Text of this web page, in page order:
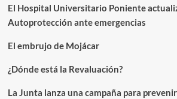
El Hospital Universitario Poniente
Autoprotección ante emergencias
El embrujo de Mojácar
¿Dónde está la Revaluación?
La Junta lanza una campaña para